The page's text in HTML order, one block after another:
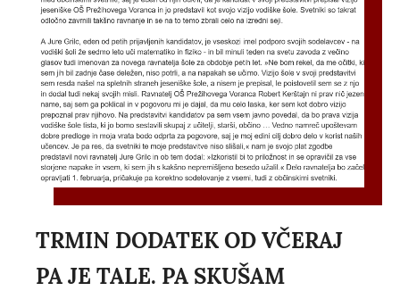
TRMIN DODATEK OD VČERAJ
PA JE TALE. PA SKUŠAM